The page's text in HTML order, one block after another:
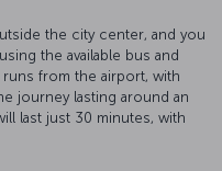
the city center, and you
the available bus and
from the airport, with
journey lasting around an
last just 30 minutes, with